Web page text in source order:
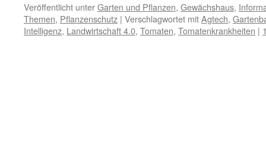
Veröffentlicht unterGarten und Pflanzen, Gewächshaus,
Themen, Pflanzenschutz | Verschlagwortet mitAgtech,
Intelligenz, Landwirtschaft 4.0, Tomaten, Tomatenkrankheiten |